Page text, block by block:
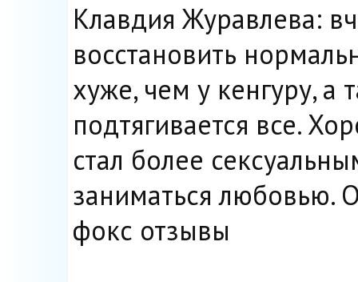
Клавдия Журавлева:
восстановить
хуже, чем у кенгуру, а
подтягивается все.
стал более
заниматься любовью.
фокс отзывы